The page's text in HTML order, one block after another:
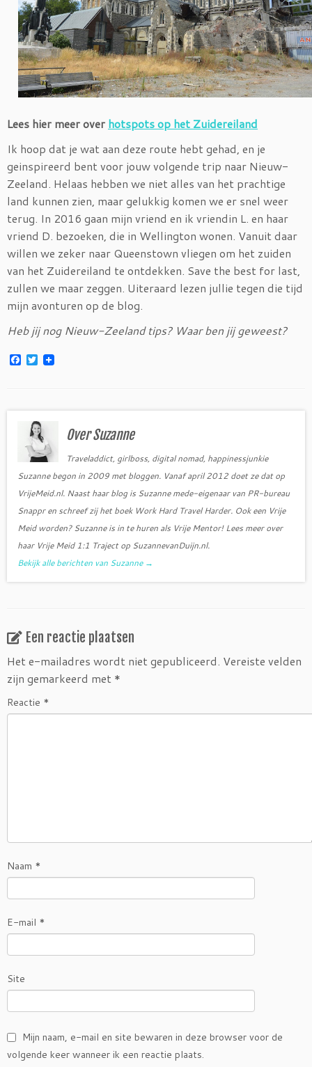
Lees hier meer over hotspots op het Zuidereiland
Ik hoop dat je wat aan deze route hebt gehad, en je
geinspireerd bent voor jouw volgende trip naar Nieuw-
Zeeland. Helaas hebben we niet alles van het prachtige
land kunnen zien, maar gelukkig komen we er snel weer
terug. In 2016 gaan mijn vriend en ik vriendin L. en haar
vriend D. bezoeken, die in Wellington wonen. Vanuit daar
willen we zeker naar Queenstown vliegen om het zuiden
van het Zuidereiland te ontdekken. Save the best for last,
zullen we maar zeggen. Uiteraard lezen jullie tegen die tijd
mijn avonturen op de blog.
Heb jij nog Nieuw-Zeeland tips? Waar ben jij geweest?
F
o
T
w
e
r
Over Suzanne
Traveladdict, girlboss, digital nomad, happinessjunkie
Suzanne begon in 2009 met bloggen. Vanaf april 2012 doet ze dat op
VrijeMeid.nl. Naast haar blog is Suzanne mede-eigenaar van PR-bureau
Snappr en schreef zij het boek Work Hard Travel Harder. Ook een Vrije
Meid worden? Suzanne is in te huren als Vrije Mentor! Lees meer over
haar Vrije Meid 1:1 Traject op SuzannevanDuijn.nl.
Bekijk alle berichten van Suzanne →
Een reactie plaatsen
Het e-mailadres wordt niet gepubliceerd. Vereiste velden
zijn gemarkeerd met *
Reactie *
Naam *
E-mail *
Site
Mijn naam, e-mail en site bewaren in deze browser voor de
volgende keer wanneer ik een reactie plaats.